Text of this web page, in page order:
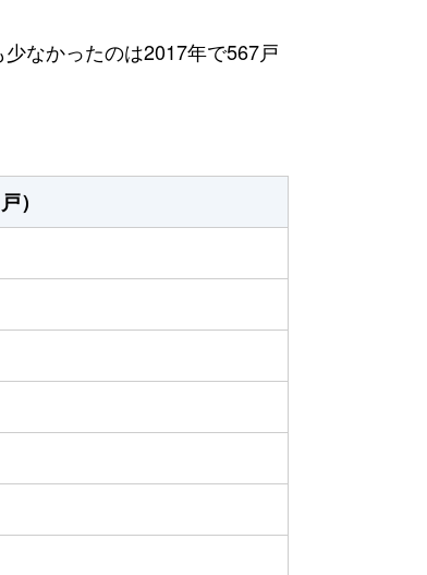
なかったのは2017年で567戸
）